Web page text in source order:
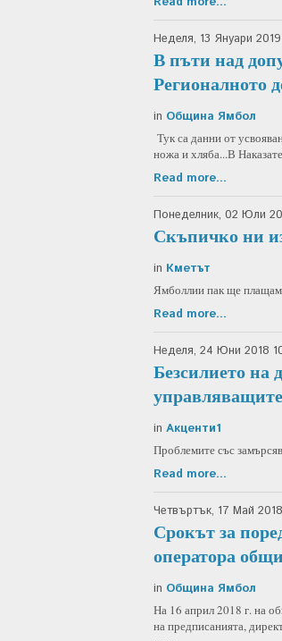
Неделя, 13 Януари
В пъти над
Регионалното
in Община Ямбол
Тук са данни от
ножа и хляба...В
Read more...
Понеделник, 02 Юли
Скъпичко ни
in Кметът
Ямболлии пак ще
Read more...
Неделя, 24 Юни 2018
Безсилието на
управляващите
in Акценти1
Проблемите със
Read more...
Четвъртък, 17 Май
Срокът за
оператора
in Община Ямбол
На 16 април 2018 г. на
на предписанията,